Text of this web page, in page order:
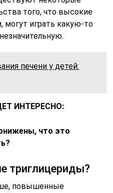
того, что высокие
могут играть какую-то
печени у детей:
ИНТЕРЕСНО:
что это
триглицериды?
повышенные